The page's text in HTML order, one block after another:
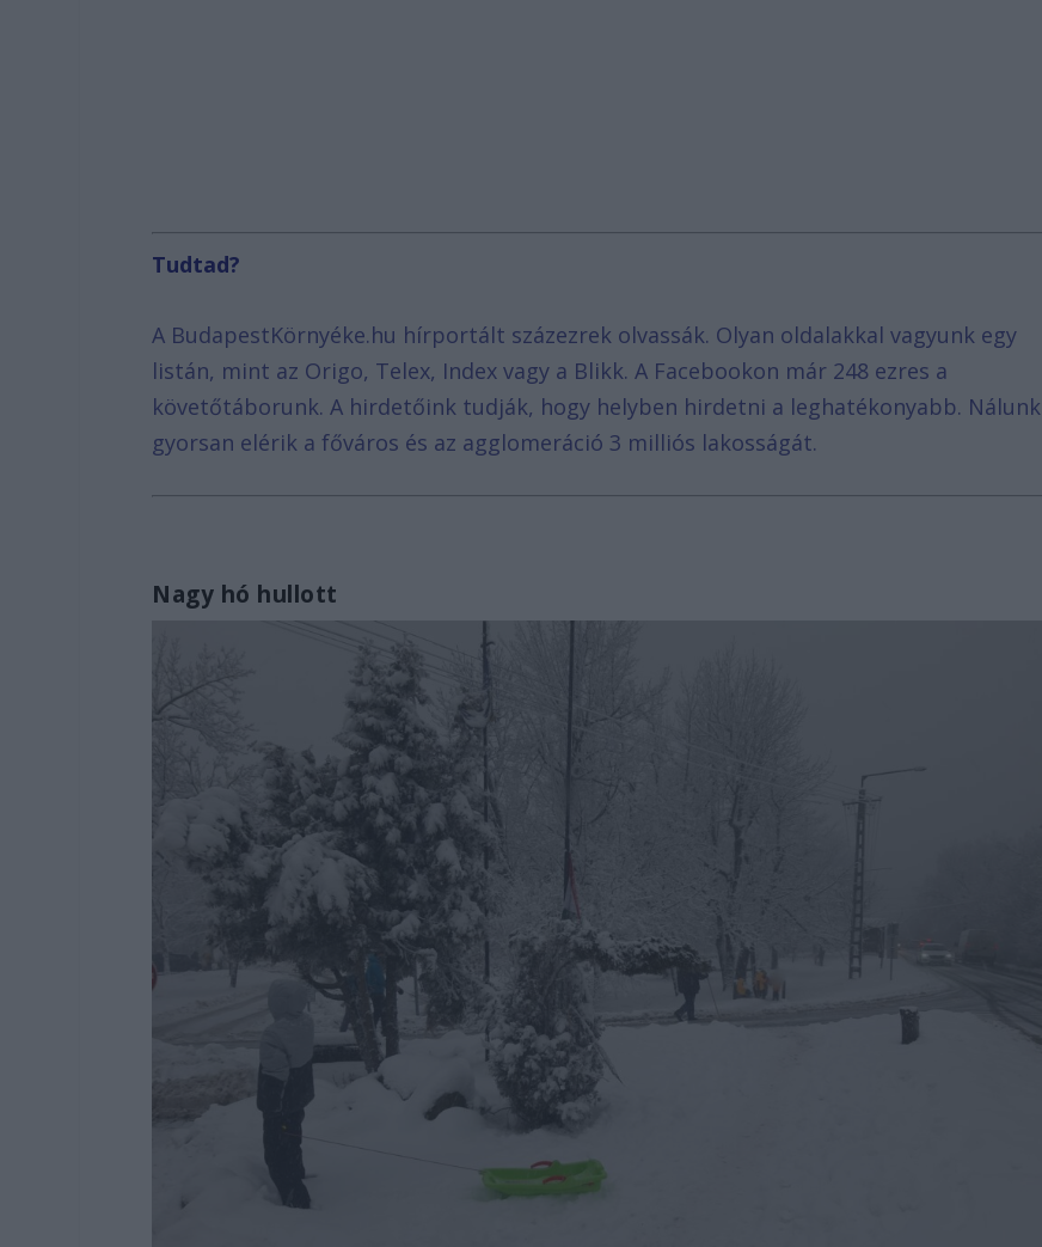
Tudtad?
A BudapestKörnyéke.hu hírportált százezrek olvassák. Olyan oldalakkal vagyunk egy
listán, mint az Origo, Telex, Index vagy a Blikk. A Facebookon már 248 ezres a
követőtáborunk. A hirdetőink tudják, hogy helyben hirdetni a leghatékonyabb. Nálunk
gyorsan elérik a főváros és az agglomeráció 3 milliós lakosságát.
Nagy hó hullott